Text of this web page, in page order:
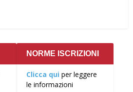
NORME ISCRIZIONI
Clicca qui per leggere
le informazioni